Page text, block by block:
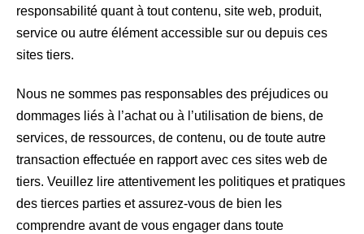
responsabilité quant à tout contenu, site web, produit,
service ou autre élément accessible sur ou depuis ces
sites tiers.
Nous ne sommes pas responsables des préjudices ou
dommages liés à l’achat ou à l’utilisation de biens, de
services, de ressources, de contenu, ou de toute autre
transaction effectuée en rapport avec ces sites web de
tiers. Veuillez lire attentivement les politiques et pratiques
des tierces parties et assurez-vous de bien les
comprendre avant de vous engager dans toute